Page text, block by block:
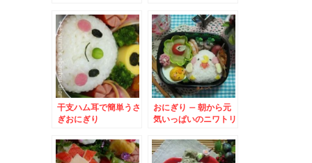
干支ハム耳で簡単うさ
ぎおにぎり
おにぎり – 朝から元
気いっぱいのニワトリ